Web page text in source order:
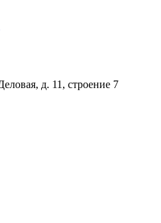
д. 11, строение 7